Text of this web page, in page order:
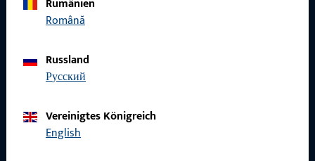
Haben Sie Fragen oder wünschen Sie persönliche Beratung?
Wir sind gerne für Sie da – schnell, kompetent und
Rumänien
Română
Russland
русский
Vereinigtes Königreich
English